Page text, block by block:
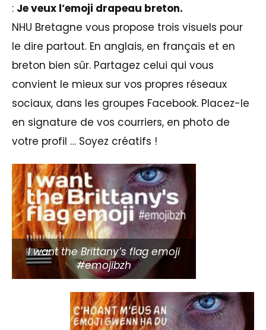
: Je veux l’emoji drapeau breton.
NHU Bretagne vous propose trois visuels pour
le dire partout. En anglais, en français et en
breton bien sûr. Partagez celui qui vous
convient le mieux sur vos propres réseaux
sociaux, dans les groupes Facebook. Placez-le
en signature de vos courriers, en photo de
votre profil … Soyez créatifs !
I want the Brittany’s flag emoji
#emojibzh